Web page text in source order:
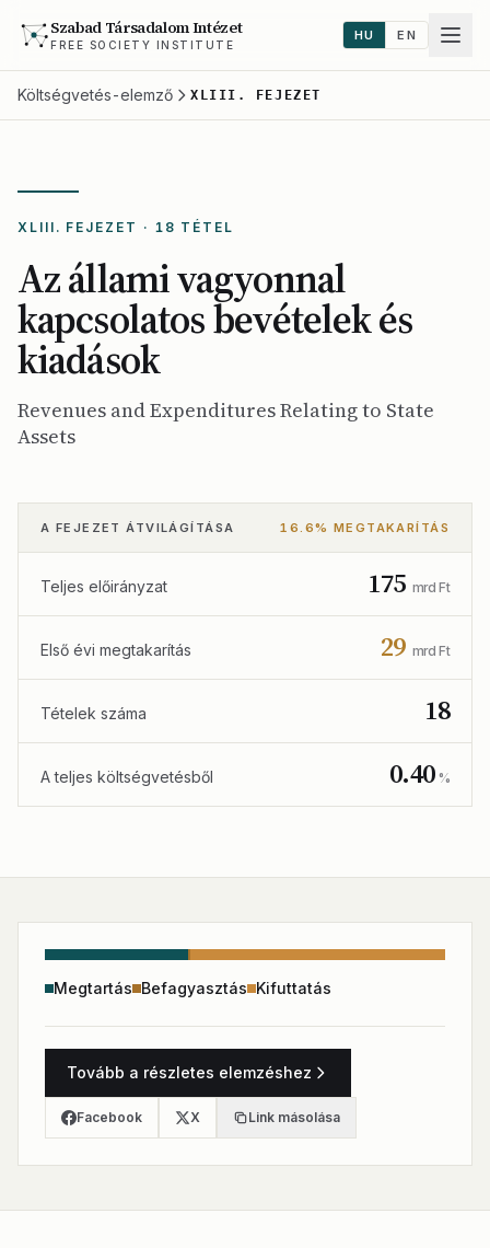
Szabad Társadalom Intézet
FREE SOCIETY INSTITUTE
HU EN
Költségvetés-elemző XLIII. FEJEZET
XLIII. FEJEZET · 18 TÉTEL
Az állami vagyonnal
kapcsolatos bevételek és
kiadások
Revenues and Expenditures Relating to State
Assets
A FEJEZET ÁTVILÁGÍTÁSA 16.6% MEGTAKARÍTÁS
Teljes előirányzat 175 mrd Ft
Első évi megtakarítás 29 mrd Ft
Tételek száma 18
A teljes költségvetésből 0.40 %
Megtartás Befagyasztás Kifuttatás
Tovább a részletes elemzéshez
Facebook X Link másolása